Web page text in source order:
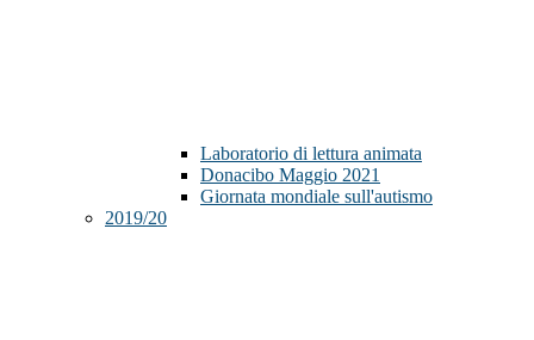
Laboratorio di lettura animata
Donacibo Maggio 2021
Giornata mondiale sull'autismo
2019/20